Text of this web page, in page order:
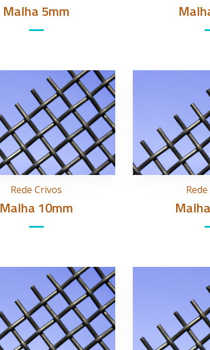
Malha 5mm
Rede Crivos
Malha 10mm